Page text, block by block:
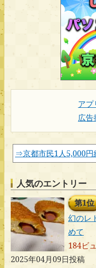
アプ
広告
⇒京都市民1人5,000円
人気のエントリー
第1位
幻のレ
めて
184ビ
2025年04月09日投稿